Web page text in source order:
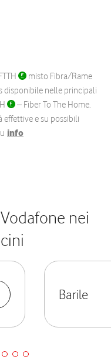
misto Fibra/Rame
disponibile nelle principali
– Fiber To The Home.
e su possibili
info
nei
Barile